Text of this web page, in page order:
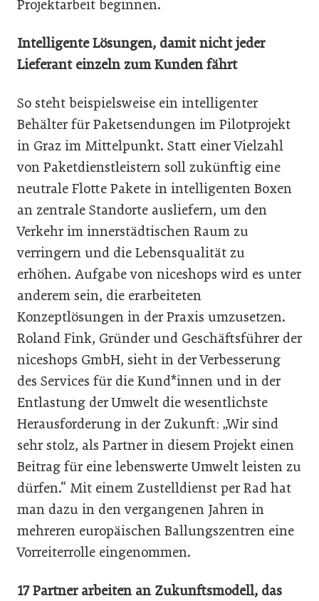
Projektarbeit beginnen.
Intelligente Lösungen, damit nicht jeder
Lieferant einzeln zum Kunden fährt
So steht beispielsweise ein intelligenter
Behälter für Paketsendungen im Pilotprojekt
in Graz im Mittelpunkt. Statt einer Vielzahl
von Paketdienstleistern soll zukünftig eine
neutrale Flotte Pakete in intelligenten Boxen
an zentrale Standorte ausliefern, um den
Verkehr im innerstädtischen Raum zu
verringern und die Lebensqualität zu
erhöhen. Aufgabe von niceshops wird es unter
anderem sein, die erarbeiteten
Konzeptlösungen in der Praxis umzusetzen.
Roland Fink, Gründer und Geschäftsführer der
niceshops GmbH, sieht in der Verbesserung
des Services für die Kund*innen und in der
Entlastung der Umwelt die wesentlichste
Herausforderung in der Zukunft: „Wir sind
sehr stolz, als Partner in diesem Projekt einen
Beitrag für eine lebenswerte Umwelt leisten zu
dürfen.“ Mit einem Zustelldienst per Rad hat
man dazu in den vergangenen Jahren in
mehreren europäischen Ballungszentren eine
Vorreiterrolle eingenommen.
17 Partner arbeiten an Zukunftsmodell, das